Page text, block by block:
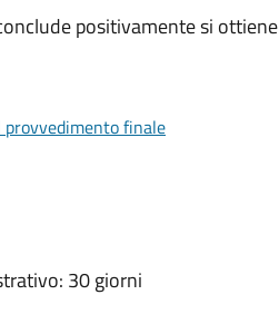
positivamente si ottiene
provvedimento finale
30 giorni